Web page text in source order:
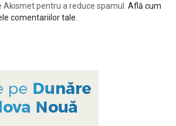
pentru a reduce spamul. Află cum
comentariilor tale